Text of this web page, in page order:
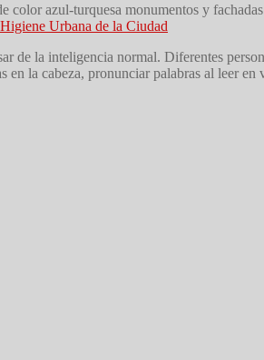
color azul-turquesa monumentos y
Urbana de la Ciudad
la inteligencia normal. Diferentes
la cabeza, pronunciar palabras al leer en